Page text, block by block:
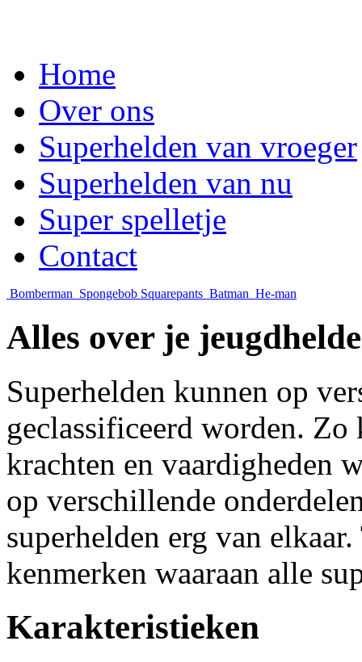
Home
Over ons
Superhelden van vroeger
Superhelden van nu
Super spelletje
Contact
Bomberman Spongebob Squarepants Batman He-man
Alles over je
Superhelden kunnen op
geclassificeerd worden. Zo
krachten en vaardigheden
op verschillende
superhelden erg van
kenmerken waaraan alle
Karakteristieken